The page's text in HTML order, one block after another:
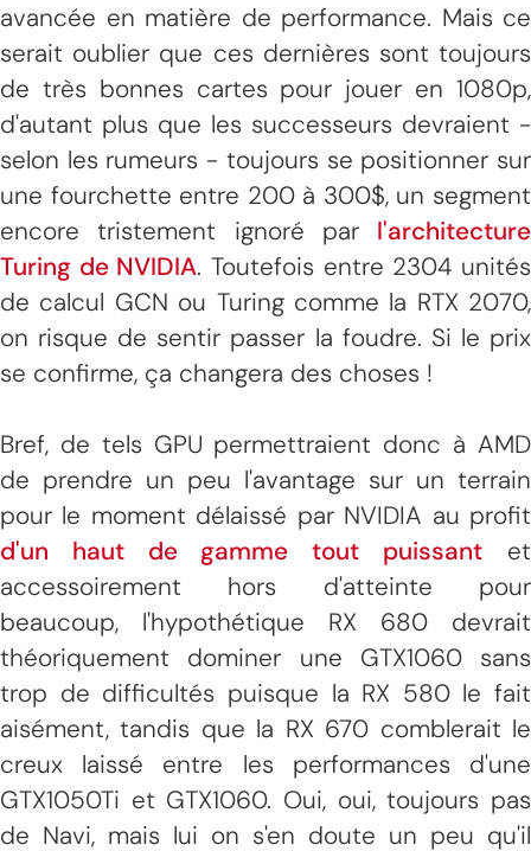
avancée en matière de performance. Mais ce
serait oublier que ces dernières sont toujours
de très bonnes cartes pour jouer en 1080p,
d'autant plus que les successeurs devraient -
selon les rumeurs - toujours se positionner sur
une fourchette entre 200 à 300$, un segment
encore tristement ignoré par l'architecture
Turing de NVIDIA. Toutefois entre 2304 unités
de calcul GCN ou Turing comme la RTX 2070,
on risque de sentir passer la foudre. Si le prix
se confirme, ça changera des choses !
Bref, de tels GPU permettraient donc à AMD
de prendre un peu l'avantage sur un terrain
pour le moment délaissé par NVIDIA au profit
d'un haut de gamme tout puissant et
accessoirement hors d'atteinte pour
beaucoup, l'hypothétique RX 680 devrait
théoriquement dominer une GTX1060 sans
trop de difficultés puisque la RX 580 le fait
aisément, tandis que la RX 670 comblerait le
creux laissé entre les performances d'une
GTX1050Ti et GTX1060. Oui, oui, toujours pas
de Navi, mais lui on s'en doute un peu qu'il